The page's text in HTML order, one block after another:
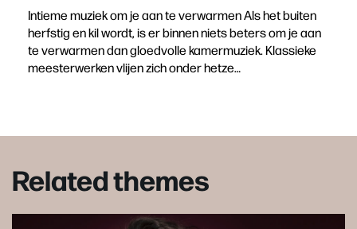
Intieme muziek om je aan te verwarmen Als het buiten
herfstig en kil wordt, is er binnen niets beters om je aan
te verwarmen dan gloedvolle kamermuziek. Klassieke
meesterwerken vlijen zich onder hetze…
Related themes